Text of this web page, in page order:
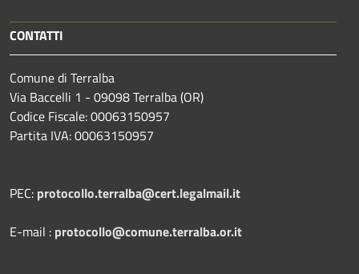
CONTATTI
Comune di Terralba
Via Baccelli 1 - 09098 Terralba (OR)
Codice Fiscale: 00063150957
Partita IVA: 00063150957
PEC: protocollo.terralba@cert.legalmail.it
E-mail : protocollo@comune.terralba.or.it